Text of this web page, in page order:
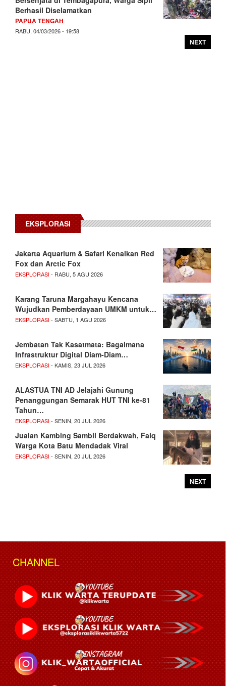
Berhasil Diselamatkan
PAPUA TENGAH
RABU, 04/03/2026 - 19:58
NEXT
EKSPLORASI
Jakarta Aquarium & Safari Kenalkan Red
Fox dan Arctic Fox
EKSPLORASI- RABU, 5 AGU 2026
Karang Taruna Margahayu Kencana
Wujudkan Pemberdayaan UMKM untuk…
EKSPLORASI- SABTU, 1 AGU 2026
Jembatan Tak Kasatmata: Bagaimana
Infrastruktur Digital Diam-Diam…
EKSPLORASI- KAMIS, 23 JUL 2026
ALASTUA TNI AD Jelajahi Gunung
Penanggungan Semarak HUT TNI ke-81
Tahun…
EKSPLORASI- SENIN, 20 JUL 2026
Jualan Kambing Sambil Berdakwah, Faiq
Warga Kota Batu Mendadak Viral
EKSPLORASI- SENIN, 20 JUL 2026
NEXT
CHANNEL